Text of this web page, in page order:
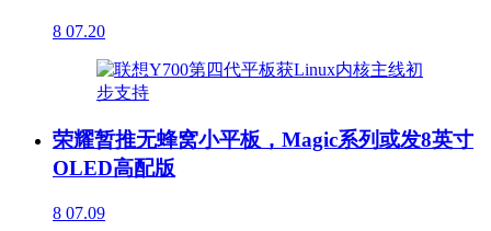
8 07.20
荣耀暂推无蜂窝小平板，Magic系列或发8英寸
OLED高配版
8 07.09